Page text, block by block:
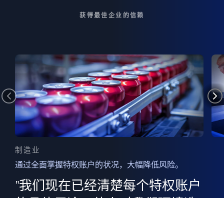
获得最佳企业的信赖
制造业
通过全面掌握特权账户的状况，大幅降低风险。
"我们现在已经清楚每个特权账户